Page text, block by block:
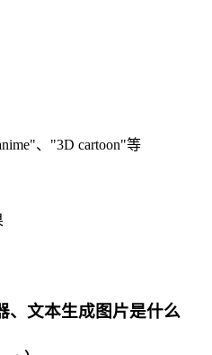
、"3D cartoon"等
、文本生成图片是什么